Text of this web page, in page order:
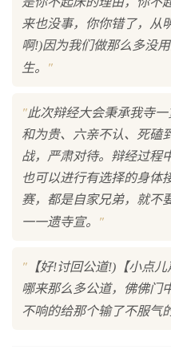
来也没事，你你错了，从
啊!)因为我们做那么多没
生。
"
"此次辩经大会秉承我寺
和为贵、六亲不认、死磕
战，严肃对待。辩经过程
也可以进行有选择的身体
赛，都是自家兄弟，就不
一一遗寺宣。
"
" 【好!讨回公道!)【小点
哪来那么多公道，佛佛门
不响的给那个输了不服气